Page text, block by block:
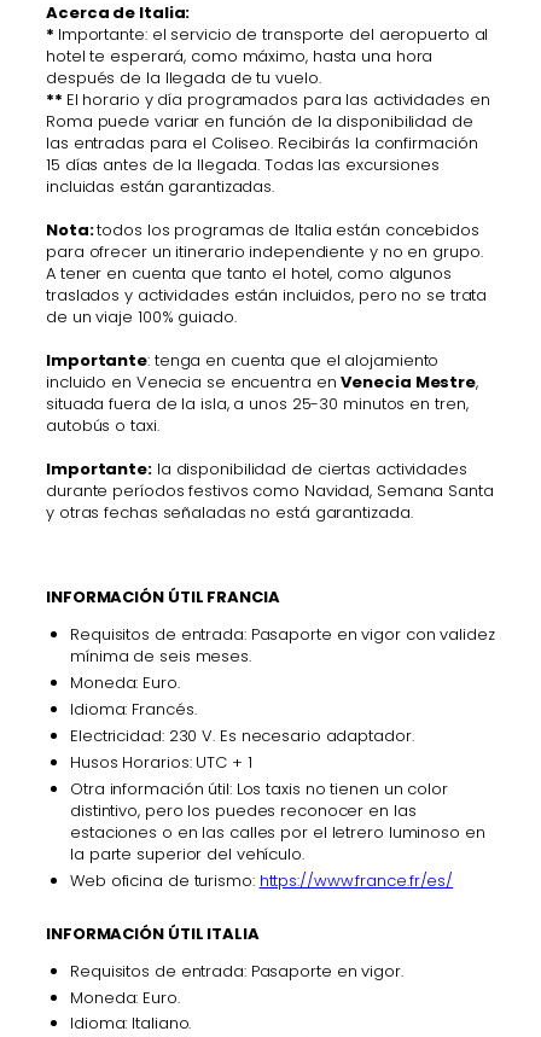
Acerca de Italia:
* Importante: el servicio de transporte del aeropuerto al
hotel te esperará, como máximo, hasta una hora
después de la llegada de tu vuelo.
** El horario y día programados para las actividades en
Roma puede variar en función de la disponibilidad de
las entradas para el Coliseo. Recibirás la confirmación
15 días antes de la llegada. Todas las excursiones
incluidas están garantizadas.
Nota:todos los programas de Italia están concebidos
para ofrecer un itinerario independiente y no en grupo.
A tener en cuenta que tanto el hotel, como algunos
traslados y actividades están incluidos, pero no se trata
de un viaje 100% guiado.
Importante: tenga en cuenta que el alojamiento
incluido en Venecia se encuentra enVenecia Mestre,
situada fuera de la isla, a unos 25-30 minutos en tren,
autobús o taxi.
Importante:la disponibilidad de ciertas actividades
durante períodos festivos como Navidad, Semana Santa
y otras fechas señaladas no está garantizada.
INFORMACIÓN ÚTIL FRANCIA
Requisitos de entrada: Pasaporte en vigor con validez
mínima de seis meses.
Moneda: Euro.
Idioma: Francés.
Electricidad: 230 V. Es necesario adaptador.
Husos Horarios: UTC + 1
Otra información útil: Los taxis no tienen un color
distintivo, pero los puedes reconocer en las
estaciones o en las calles por el letrero luminoso en
la parte superior del vehículo.
Web oficina de turismo: https://www.france.fr/es/
INFORMACIÓN ÚTIL ITALIA
Requisitos de entrada: Pasaporte en vigor.
Moneda: Euro.
Idioma: Italiano.